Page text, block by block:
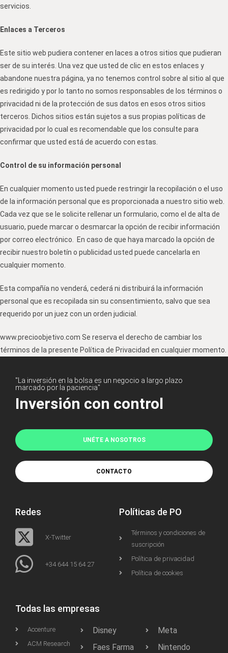
servicios.
Enlaces a Terceros
Este sitio web pudiera contener en laces a otros sitios que pudieran
ser de su interés. Una vez que usted de clic en estos enlaces y
abandone nuestra página, ya no tenemos control sobre al sitio al que
es redirigido y por lo tanto no somos responsables de los términos o
privacidad ni de la protección de sus datos en esos otros sitios
terceros. Dichos sitios están sujetos a sus propias políticas de
privacidad por lo cual es recomendable que los consulte para
confirmar que usted está de acuerdo con estas.
Control de su información personal
En cualquier momento usted puede restringir la recopilación o el uso
de la información personal que es proporcionada a nuestro sitio web.
Cada vez que se le solicite rellenar un formulario, como el de alta de
usuario, puede marcar o desmarcar la opción de recibir información
por correo electrónico. En caso de que haya marcado la opción de
recibir nuestro boletín o publicidad usted puede cancelarla en
cualquier momento.
Esta compañía no venderá, cederá ni distribuirá la información
personal que es recopilada sin su consentimiento, salvo que sea
requerido por un juez con un orden judicial.
www.precioobjetivo.com Se reserva el derecho de cambiar los
términos de la presente Política de Privacidad en cualquier momento.
"La inversión en la bolsa es un negocio a largo plazo
marcado por la paciencia"
Inversión con control
UNÉTE A NOSOTROS
CONTACTO
Redes
X-Twitter
+34 644 15 64 27
Políticas de PO
Términos y condiciones de
suscripción
Política de privacidad
Política de cookies
Todas las empresas
Accenture
ACM Research
Disney
Faes Farma
Meta
Nintendo